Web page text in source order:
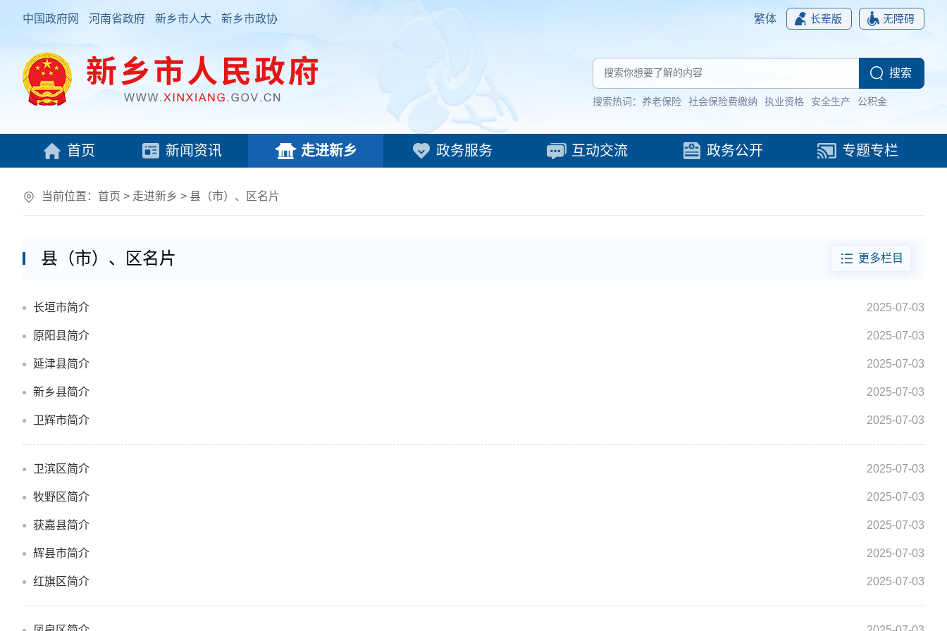
中国政府网 河南省政府 新乡市人大 新乡市政协 繁体 长辈版 无障碍
搜索热词： 养老保险 社会保险费缴纳 执业资格 安全生产 公积金
首页 新闻资讯 走进新乡 政务服务 互动交流 政务公开 专题专栏
当前位置： 首页 > 走进新乡 > 县（市）、区名片
县（市）、区名片 更多栏目
长垣市简介 2025-07-03
原阳县简介 2025-07-03
延津县简介 2025-07-03
新乡县简介 2025-07-03
卫辉市简介 2025-07-03
卫滨区简介 2025-07-03
牧野区简介 2025-07-03
获嘉县简介 2025-07-03
辉县市简介 2025-07-03
红旗区简介 2025-07-03